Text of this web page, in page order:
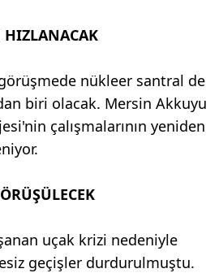
HIZLANACAK
nükleer santral de
biri olacak. Mersin Akkuyu
çalışmalarının yeniden
uçak krizi nedeniyle
geçişler durdurulmuştu.